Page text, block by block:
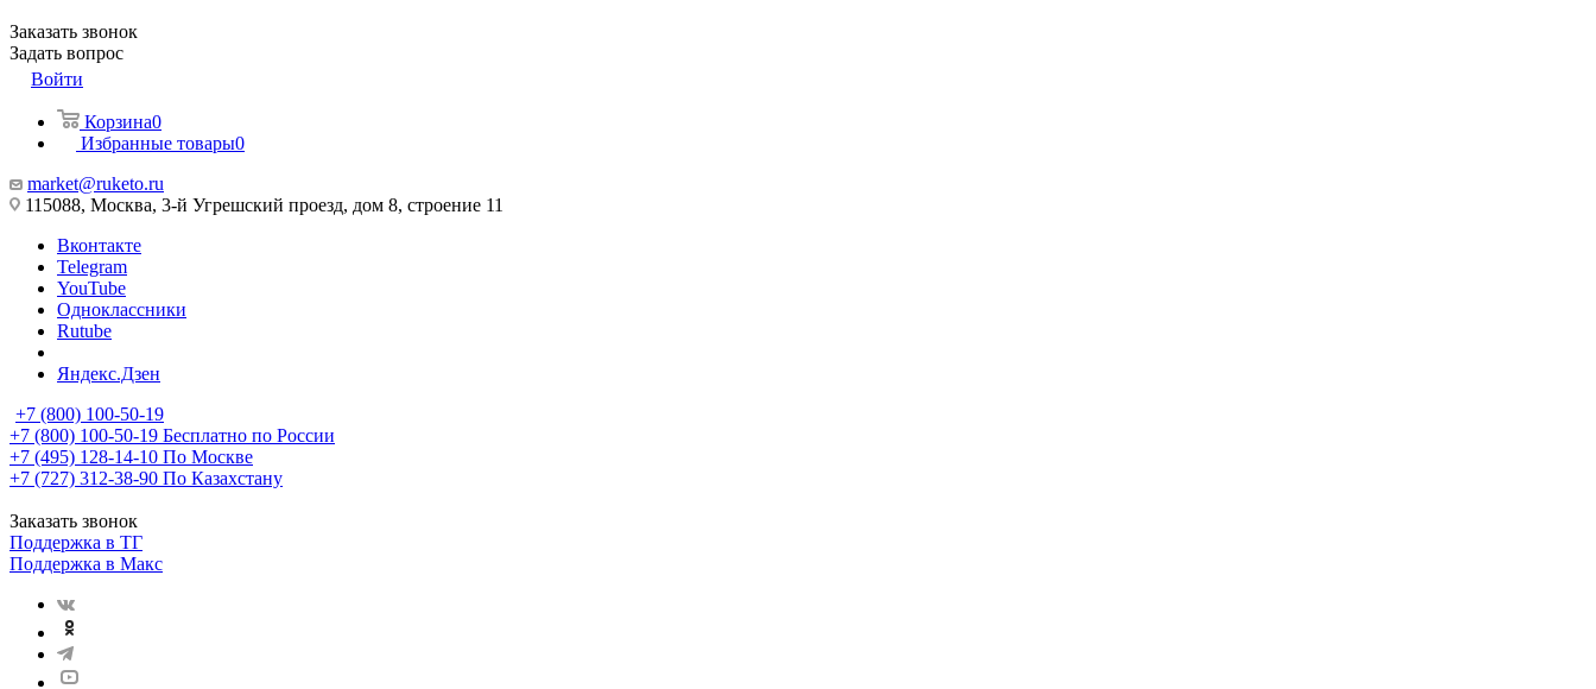
Заказать звонок
Задать вопрос
Войти
Корзина0
Избранные товары0
market@ruketo.ru
115088, Москва, 3-й Угрешский проезд, дом 8, строение 11
Вконтакте
Telegram
YouTube
Одноклассники
Rutube
Яндекс.Дзен
+7 (800) 100-50-19
+7 (800) 100-50-19 Бесплатно по России
+7 (495) 128-14-10 По Москве
+7 (727) 312-38-90 По Казахстану
Заказать звонок
Поддержка в ТГ
Поддержка в Макс